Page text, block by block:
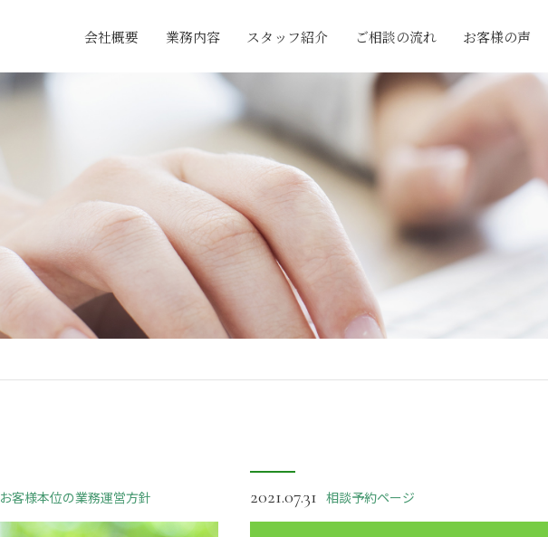
会社概要 業務内容 スタッフ紹介 ご相談の流れ お客様の声
お客様本位の業務運営方針 2021.07.31 相談予約ページ